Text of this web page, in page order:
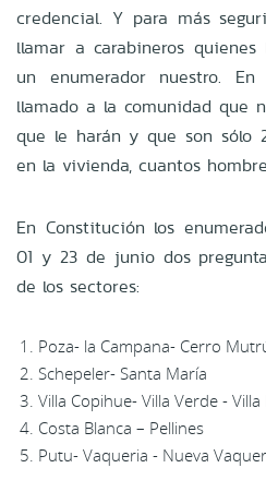
credencial. Y para más
llamar a carabineros
un enumerador nuestro.
llamado a la comunidad que
que le harán y que son sólo
en la vivienda, cuantos
En Constitución los
01 y 23 de junio dos
de los sectores:
Poza- la Campana- Cerro
Schepeler- Santa María
Villa Copihue- Villa Verde -
Costa Blanca – Pellines
Putu- Vaqueria - Nueva